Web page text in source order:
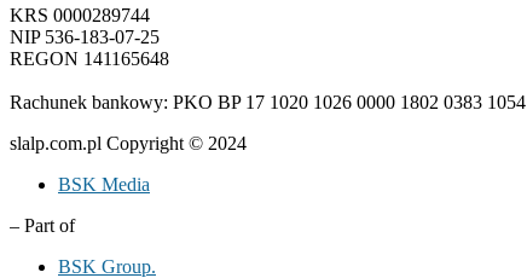
KRS 0000289744
NIP 536-183-07-25
REGON 141165648
Rachunek bankowy: PKO BP 17 1020 1026 0000 1802 0383 1054
slalp.com.pl Copyright © 2024
BSK Media
– Part of
BSK Group.